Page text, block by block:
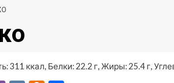
311 ккал, Белки: 22.2 г, Жиры: 25.4 г,